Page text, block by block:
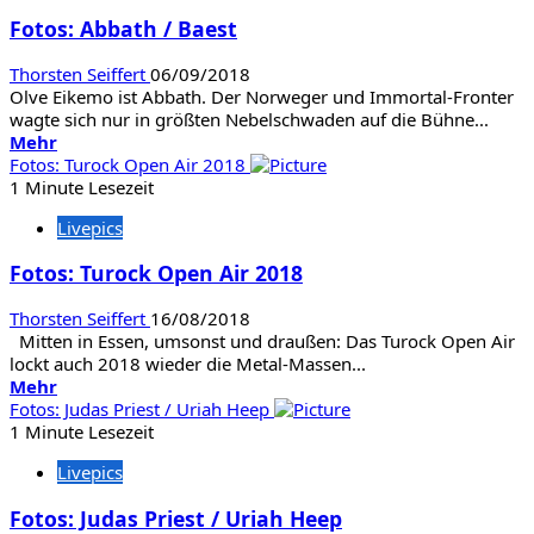
/
James
Nichols
/
Stone
Trigger
Fotos: Abbath / Baest
Thorsten Seiffert 06/09/2018
Olve Eikemo ist Abbath. Der Norweger und Immortal-Fronter
wagte sich nur in größten Nebelschwaden auf die Bühne...
MehrMehr
Informationen
über
Abbath
Baest
Fotos: Turock Open Air 2018
1 Minute Lesezeit
Livepics
Fotos: Turock Open Air 2018
Thorsten Seiffert 16/08/2018
Mitten in Essen, umsonst und draußen: Das Turock Open Air
lockt auch 2018 wieder die Metal-Massen...
MehrMehr
Informationen
über
Turock
Air
Fotos: Judas Priest / Uriah Heep
1 Minute Lesezeit
Livepics
Fotos: Judas Priest / Uriah Heep